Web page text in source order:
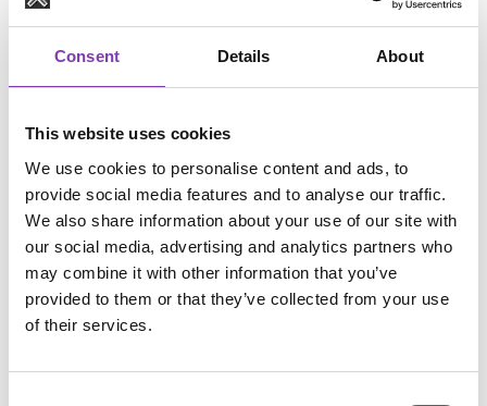
Consent Details About
This website uses cookies
We use cookies to personalise content and ads, to
provide social media features and to analyse our traffic.
We also share information about your use of our site with
our social media, advertising and analytics partners who
may combine it with other information that you’ve
provided to them or that they’ve collected from your use
of their services.
Indiens
Echthaars stammt aus Indien.
Dort gibt es in einigen hinduistischen Tempeln das
Gläubige als religiöse Opfergabe die Haare
abrasieren.
Die gespendeten Haare werden anschließend
vom Tempel gesammelt und versteigert. Die
Einnahmen fließen häufig in den Betrieb der
Tempelanlagen sowie soziale und religiöse